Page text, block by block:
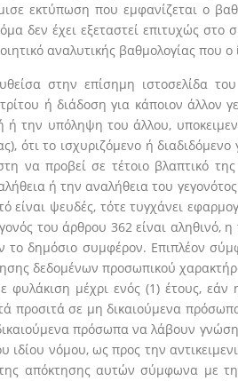
εκτύπωση που εμφανίζεται ο
δεν έχει εξεταστεί επιτυχώς στο
αναλυτικής βαθμολογίας που ο
στην επίσημη ιστοσελίδα
ή διάδοση για κάποιον άλλον
ή την υπόληψη του άλλου,
ότι το ισχυριζόμενο ή διαδιδόμενο
να προβεί σε τέτοιο βλαπτικό
ή την αναλήθεια του γεγονότος
είναι ψευδές, τότε τυγχάνει
του άρθρου 362 είναι αληθινό,
το δημόσιο συμφέρον. Επιπλέον
δεδομένων προσωπικού
μέχρι ενός (1) έτους, εάν
προσιτά σε μη δικαιούμενα
πρόσωπα να λάβουν
νόμου, ως προς την
απόκτησης αυτών σύμφωνα με